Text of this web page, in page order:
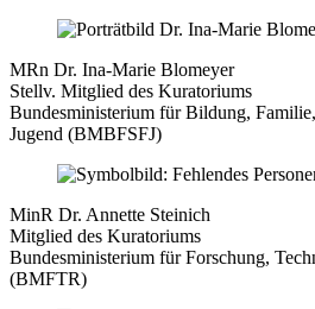
MRn Dr. Ina-Marie Blomeyer
Stellv. Mitglied des Kuratoriums
Bundesministerium für Bildung,
Jugend (BMBFSFJ)
MinR Dr. Annette Steinich
Mitglied des Kuratoriums
Bundesministerium für Forschung,
(BMFTR)